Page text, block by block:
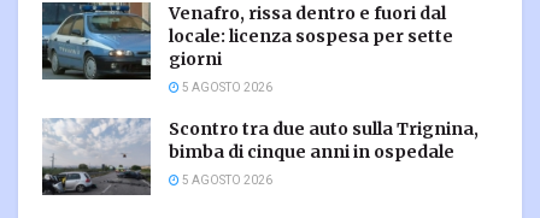
Venafro, rissa dentro e fuori dal
locale: licenza sospesa per sette
giorni
5 AGOSTO 2026
Scontro tra due auto sulla Trignina,
bimba di cinque anni in ospedale
5 AGOSTO 2026